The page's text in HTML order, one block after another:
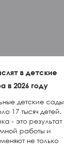
в детские
в 2026 году
детские сады
17 тысяч детей.
- это результат
работы и
не только